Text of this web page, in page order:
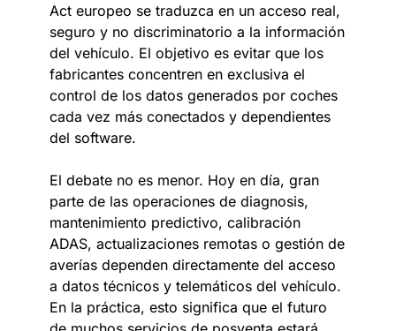
Act europeo se traduzca en un acceso real,
seguro y no discriminatorio a la información
del vehículo. El objetivo es evitar que los
fabricantes concentren en exclusiva el
control de los datos generados por coches
cada vez más conectados y dependientes
del software.
El debate no es menor. Hoy en día, gran
parte de las operaciones de diagnosis,
mantenimiento predictivo, calibración
ADAS, actualizaciones remotas o gestión de
averías dependen directamente del acceso
a datos técnicos y telemáticos del vehículo.
En la práctica, esto significa que el futuro